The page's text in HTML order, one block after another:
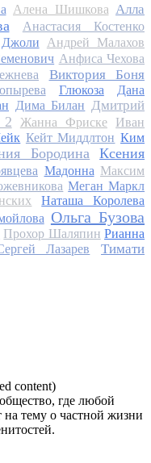
Алена Шишкова Алла
Анастасия Костенко
Андрей Малахов
Анфиса Чехова
Виктория Боня
Глюкоза
Дана
Дима Билан Дмитрий
Жанна Фриске
Иван
Кейт Миддлтон Ким
Бородина
Ксения
Мадонна Максим
Меган Маркл
Наташа Королева
Ольга Бузова
Прохор Шаляпин Рианна
Лазарев
Тимати
content)
где любой
тему о частной жизни